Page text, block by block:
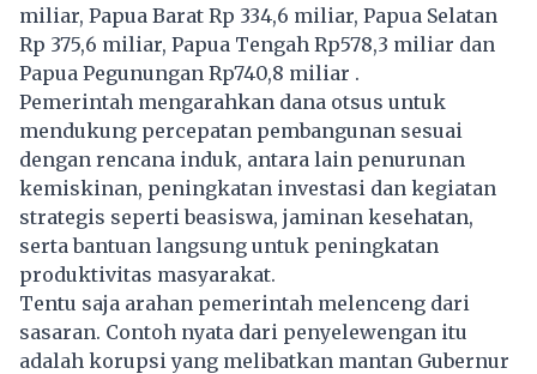
miliar, Papua Barat Rp 334,6 miliar, Papua Selatan
Rp 375,6 miliar, Papua Tengah Rp578,3 miliar dan
Papua Pegunungan Rp740,8 miliar .
Pemerintah mengarahkan dana otsus untuk
mendukung percepatan pembangunan sesuai
dengan rencana induk, antara lain penurunan
kemiskinan, peningkatan investasi dan kegiatan
strategis seperti beasiswa, jaminan kesehatan,
serta bantuan langsung untuk peningkatan
produktivitas masyarakat.
Tentu saja arahan pemerintah melenceng dari
sasaran. Contoh nyata dari penyelewengan itu
adalah korupsi yang melibatkan mantan Gubernur